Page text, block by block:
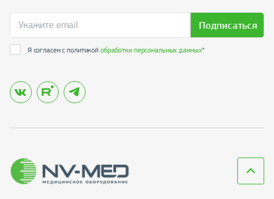
Подписаться
Я согласен с политикойобработки персональных данных*